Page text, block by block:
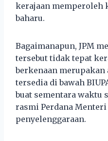
kerajaan memperoleh
baharu.
Bagaimanapun, JPM
tersebut tidak tepat
berkenaan merupakan
tersedia di bawah
buat sementara waktu
rasmi Perdana
penyelenggaraan.